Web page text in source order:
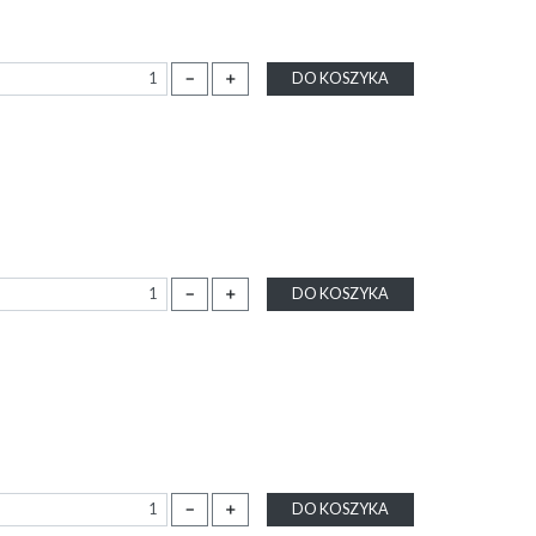
－ ＋ DO KOSZYKA
－ ＋ DO KOSZYKA
－ ＋ DO KOSZYKA